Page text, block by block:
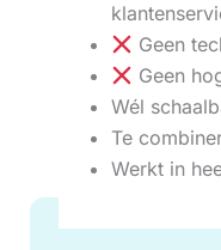
Geen
Geen
Wél
Te
Werkt in